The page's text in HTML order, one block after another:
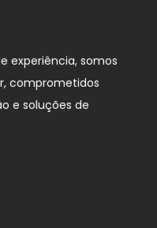
experiência, somos
comprometidos
e soluções de